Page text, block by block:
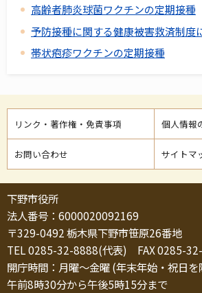
高齢者肺炎球菌ワクチンの定期接種
予防接種に関する健康被害救済制度
帯状疱疹ワクチンの定期接種
リンク・著作権・免責事項 個人情報
お問い合わせ サイトマ
下野市役所
法人番号：6000020092169
〒329-0492 栃木県下野市笹原26番地
TEL 0285-32-8888(代表) FAX 0285-
開庁時間：月曜～金曜 (年末年始・祝日を
午前8時30分から午後5時15分まで